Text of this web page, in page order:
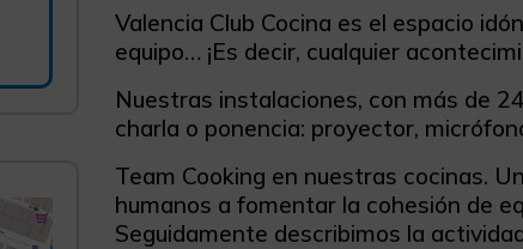
Valencia Club Cocina es el espacio
equipo… ¡Es decir, cualquier
Nuestras instalaciones, con más de
charla o ponencia: proyector,
Team Cooking en nuestras cocinas.
humanos a fomentar la cohesión de
Seguidamente describimos la